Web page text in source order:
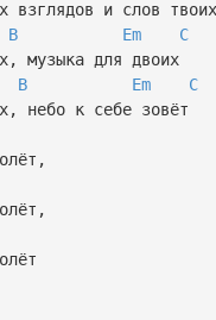
и слов твоих
B Em
C
для двоих
B Em
C
к себе зовёт